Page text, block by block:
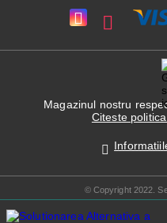
Magazinul nostru
Citeste
© Copyright 2022.